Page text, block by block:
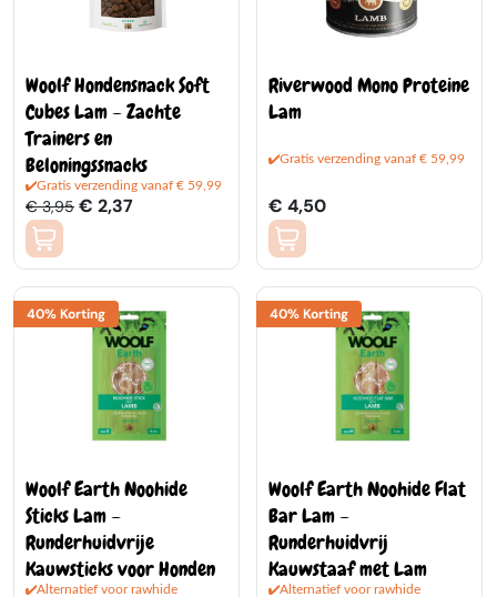
Woolf Hondensnack Soft
Cubes Lam – Zachte
Trainers en
Beloningssnacks
Gratis verzending vanaf € 59,99
€ 3,95 € 2,37
Riverwood Mono Proteine
Lam
Gratis verzending vanaf € 59,99
€ 4,50
40% Korting
Woolf Earth Noohide
Sticks Lam –
Runderhuidvrije
Kauwsticks voor Honden
Alternatief voor rawhide
40% Korting
Woolf Earth Noohide Flat
Bar Lam –
Runderhuidvrij
Kauwstaaf met Lam
Alternatief voor rawhide